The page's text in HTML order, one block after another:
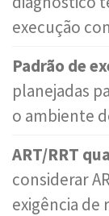
execução
Padrão de
planejadas
o ambiente
ART/RRT
considerar
exigência